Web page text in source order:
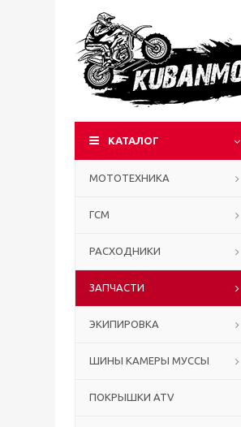
КАТАЛОГ
МОТОТЕХНИКА
ГСМ
РАСХОДНИКИ
ЗАПЧАСТИ
ЭКИПИРОВКА
ШИНЫ КАМЕРЫ МУССЫ
ПОКРЫШКИ ATV